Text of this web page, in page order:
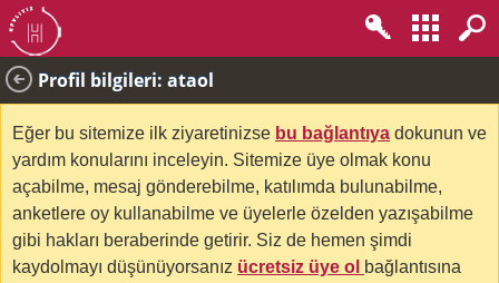
Profil bilgileri: ataol
Eğer bu sitemize ilk ziyaretinizse bu bağlantıya dokunun ve
yardım konularını inceleyin. Sitemize üye olmak konu
açabilme, mesaj gönderebilme, katılımda bulunabilme,
anketlere oy kullanabilme ve üyelerle özelden yazışabilme
gibi hakları beraberinde getirir. Siz de hemen şimdi
kaydolmayı düşünüyorsanız ücretsiz üye ol bağlantısına